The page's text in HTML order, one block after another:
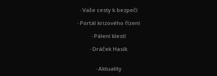
Vaše cesty k bezpečí
Portál krizového řízení
Pálení klestí
Dráček Hasík
Aktuality